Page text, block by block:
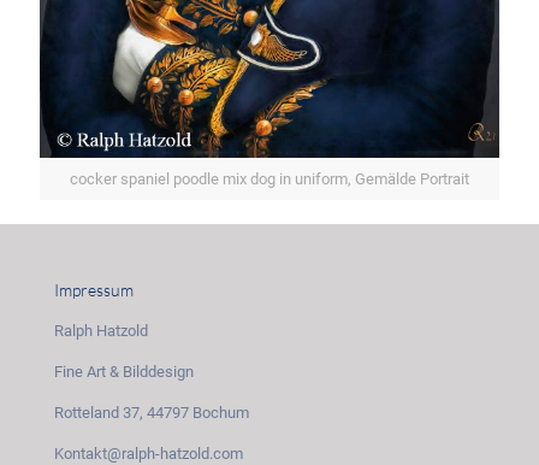
cocker spaniel poodle mix dog in uniform, Gemälde Portrait
Impressum
Ralph Hatzold
Fine Art & Bilddesign
Rotteland 37, 44797 Bochum
Kontakt@ralph-hatzold.com